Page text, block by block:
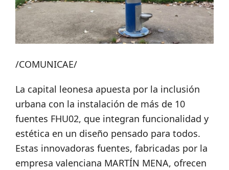
/COMUNICAE/
La capital leonesa apuesta por la inclusión
urbana con la instalación de más de 10
fuentes FHU02, que integran funcionalidad y
estética en un diseño pensado para todos.
Estas innovadoras fuentes, fabricadas por la
empresa valenciana MARTÍN MENA, ofrecen